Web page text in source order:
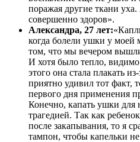
поражая другие ткани
совершенно здоров».
Александра, 27 лет:
когда болели ушки у
том, что мы вечером
И хотя было тепло,
этого она стала плакать
приятно удивил тот факт,
первого дня применения
Конечно, капать ушки для
трагедией. Так как
после закапывания, то я
тампон, чтобы капельки